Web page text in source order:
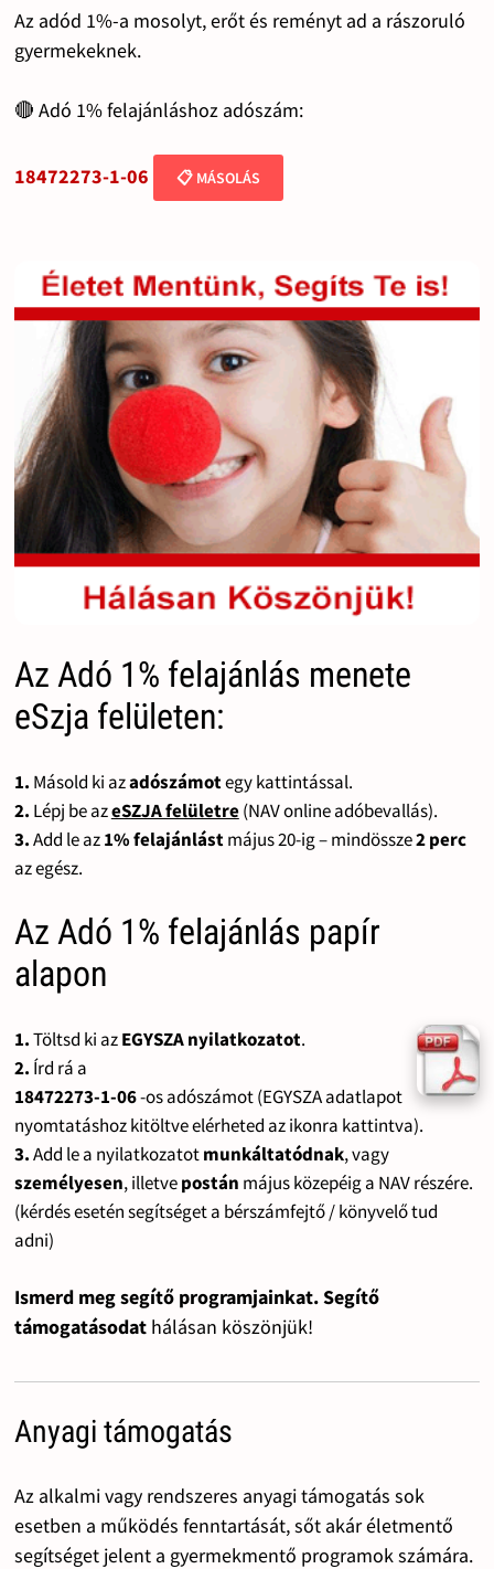
Az adód 1%-a mosolyt, erőt és reményt ad a rászoruló
gyermekeknek.
🔴 Adó 1% felajánláshoz adószám:
18472273-1-06 📋 MÁSOLÁS
Az Adó 1% felajánlás menete
eSzja felületen:
1. Másold ki azadószámotegy kattintással.
2. Lépj be azeSZJA felületre(NAV online adóbevallás).
3.Add le az1% felajánlástmájus 20-ig – mindössze2 perc
az egész.
Az Adó 1% felajánlás papír
alapon
1.Töltsd ki azEGYSZA nyilatkozatot.
2. Írd rá a
18472273-1-06-os adószámot (EGYSZA adatlapot
nyomtatáshoz kitöltve elérheted az ikonra kattintva).
3.Add le a nyilatkozatotmunkáltatódnak, vagy
személyesen, illetvepostán május közepéig a NAV részére.
(kérdés esetén segítséget a bérszámfejtő / könyvelő tud
adni)
Ismerd meg segítő programjainkat. Segítő
támogatásodat hálásan köszönjük!
Anyagi támogatás
Az alkalmi vagy rendszeres anyagi támogatás sok
esetben a működés fenntartását, sőt akár életmentő
segítséget jelent a gyermekmentő programok számára.